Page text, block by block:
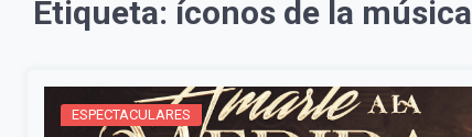
Etiqueta: íconos de la música
ESPECTACULARES